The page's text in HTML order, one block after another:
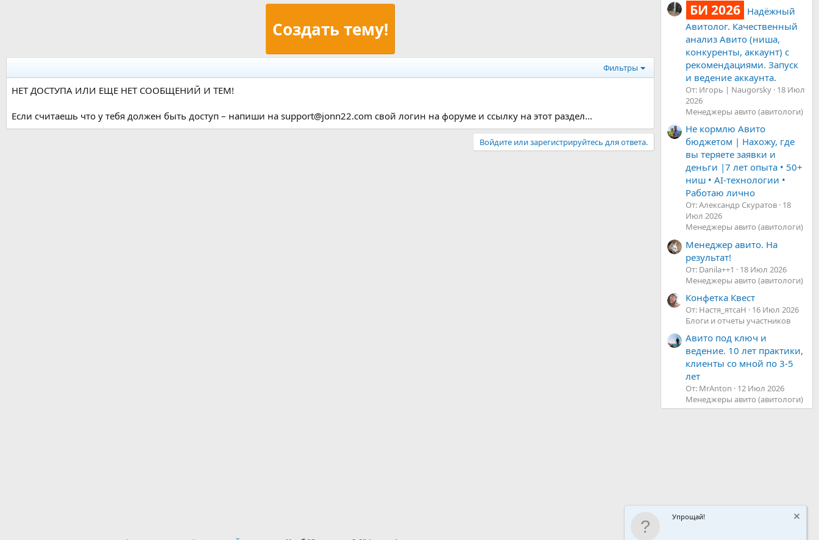
Создать тему!
Фильтры
НЕТ ДОСТУПА ИЛИ ЕЩЕ НЕТ СООБЩЕНИЙ И ТЕМ!
Если считаешь что у тебя должен быть доступ – напиши на support@jonn22.com свой логин на форуме и ссылку на этот раздел...
Войдите или зарегистрируйтесь для ответа.
БИ 2026 Надёжный
Авитолог. Качественный
анализ Авито (ниша,
конкуренты, аккаунт) с
рекомендациями. Запуск
и ведение аккаунта.
От: Игорь | Naugorsky 18 Июл
2026
Менеджеры авито (авитологи)
Не кормлю Авито
бюджетом | Нахожу, где
вы теряете заявки и
деньги |7 лет опыта • 50+
ниш • AI-технологии •
Работаю лично
От: Александр Скуратов 18
Июл 2026
Менеджеры авито (авитологи)
Менеджер авито. На
результат!
От: Danila++1
18 Июл 2026
Менеджеры авито (авитологи)
Конфетка Квест
От: Настя_ятсаН
16 Июл 2026
Блоги и отчеты участников
Авито под ключ и
ведение. 10 лет практики,
клиенты со мной по 3-5
лет
От: MrAnton
12 Июл 2026
Менеджеры авито (авитологи)
Упрощай!